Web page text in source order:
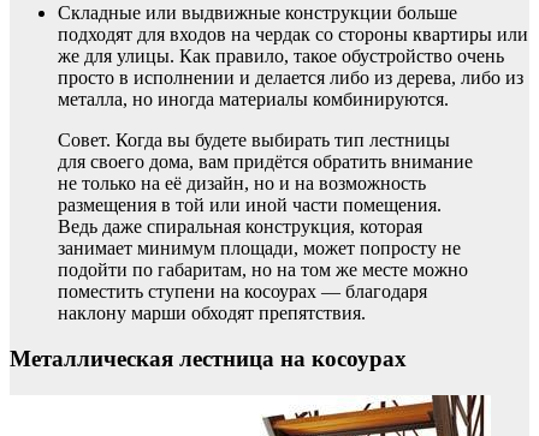
Складные или выдвижные конструкции больше
подходят для входов на чердак со стороны квартиры или
же для улицы. Как правило, такое обустройство очень
просто в исполнении и делается либо из дерева, либо из
металла, но иногда материалы комбинируются.
Совет. Когда вы будете выбирать тип лестницы
для своего дома, вам придётся обратить внимание
не только на её дизайн, но и на возможность
размещения в той или иной части помещения.
Ведь даже спиральная конструкция, которая
занимает минимум площади, может попросту не
подойти по габаритам, но на том же месте можно
поместить ступени на косоурах — благодаря
наклону марши обходят препятствия.
Металлическая лестница на косоурах